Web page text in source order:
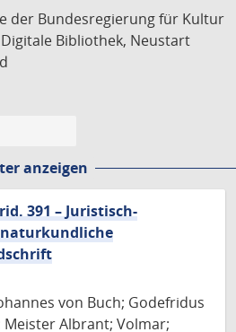
der Bundesregierung für Kultur
Bibliothek, Neustart
anzeigen
391 – Juristisch-
von Buch; Godefridus
Meister Albrant; Volmar;